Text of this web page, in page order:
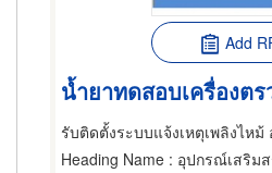
Add
น้ำยาทดสอบเครื่องต
รับติดตั้งระบบแจ้งเหตุเพลิงไหม้
Heading Name : อุปกรณ์เสริมสร้างความปลอดภัย,ดับ